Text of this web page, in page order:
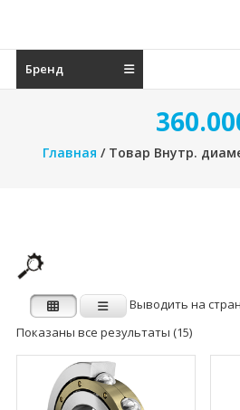
Бренд
Главная / Товар Внутр.
FAG INA
Выводить на
Показаны все результаты (15)